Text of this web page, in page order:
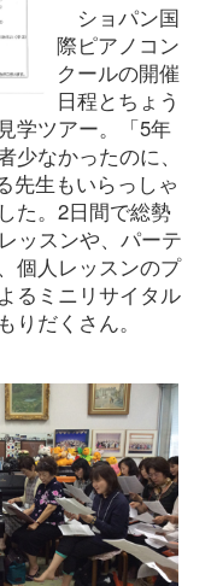
ショパン国
際ピアノコン
クールの開催
日程とちょう
学ツアー。「5年
なかったのに、
先生もいらっしゃ
た。2日間で総勢
ッスンや、パーテ
個人レッスンのプ
るミニリサイタル
だくさん。